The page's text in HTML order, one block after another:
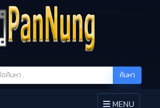
ค้นหา
TOGGLE
MENU